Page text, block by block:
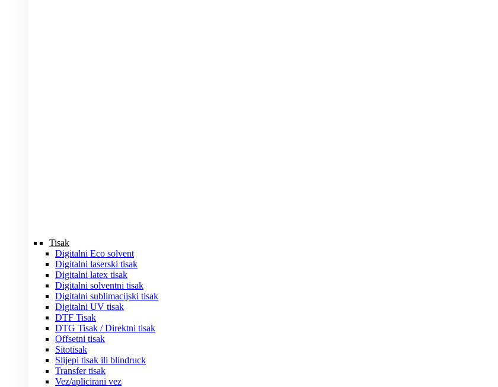
Tisak
Digitalni Eco solvent
Digitalni laserski tisak
Digitalni latex tisak
Digitalni solventni tisak
Digitalni sublimacijski tisak
Digitalni UV tisak
DTF Tisak
DTG Tisak / Direktni tisak
Offsetni tisak
Sitotisak
Slijepi tisak ili blindruck
Transfer tisak
Vez/aplicirani vez